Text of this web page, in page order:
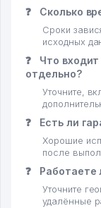
❓ Сколько
Сроки
исходных
❓
Что
отдельно?
Уточните,
❓ Есть ли
Хорошие
после
❓ Работаете
Уточните
удалённые